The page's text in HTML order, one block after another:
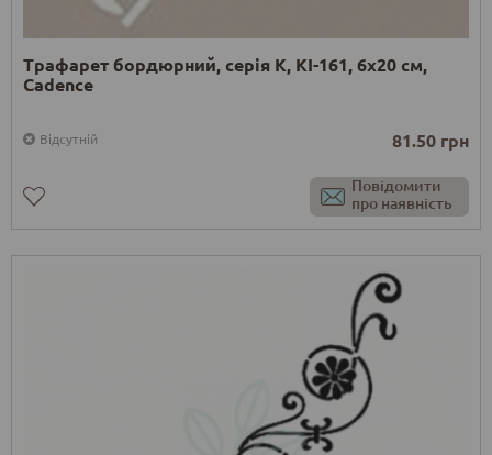
Трафарет бордюрний, серія K, KI-161, 6х20 см,
Cadence
Відсутній 81.50 грн
Повідомити
про наявність